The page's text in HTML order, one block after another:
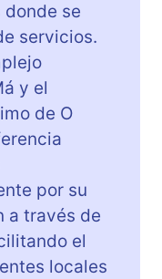
se
servicios.
y el
de O
por su
a través de
el
locales